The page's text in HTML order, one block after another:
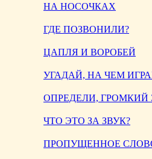
НА НОСОЧКАХ
ГДЕ ПОЗВОНИЛИ?
ЦАПЛЯ И ВОРОБЕЙ
УГАДАЙ, НА ЧЕМ
ОПРЕДЕЛИ, ГРОМКИЙ
ЧТО ЭТО ЗА ЗВУК?
ПРОПУЩЕННОЕ